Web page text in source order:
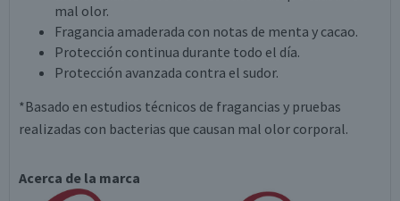
mal olor.
Fragancia amaderada con notas de menta y cacao.
Protección continua durante todo el día.
Protección avanzada contra el sudor.
*Basado en estudios técnicos de fragancias y pruebas
realizadas con bacterias que causan mal olor corporal.
Acerca de la marca